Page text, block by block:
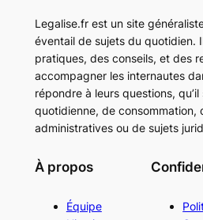
Legalise.fr est un site
éventail de sujets du quotidien.
pratiques, des conseils, et des
accompagner les internautes
répondre à leurs questions, qu’il
quotidienne, de consommation,
administratives ou de sujets
À propos
Équipe